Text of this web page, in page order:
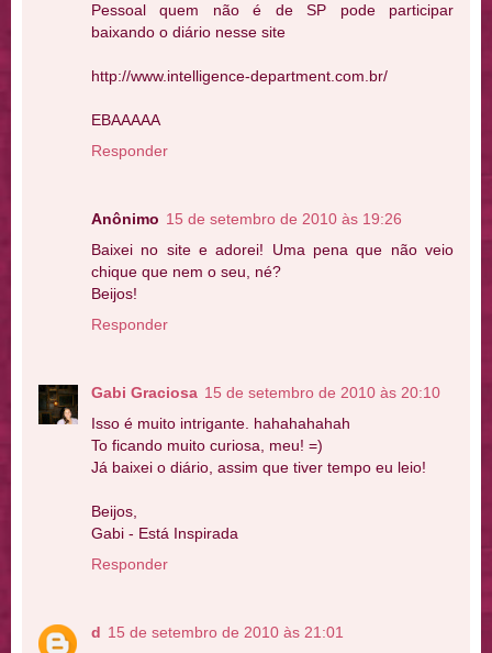
Pessoal quem não é de SP pode participar
baixando o diário nesse site
http://www.intelligence-department.com.br/
EBAAAAA
Responder
Anônimo 15 de setembro de 2010 às 19:26
Baixei no site e adorei! Uma pena que não veio
chique que nem o seu, né?
Beijos!
Responder
Gabi Graciosa 15 de setembro de 2010 às 20:10
Isso é muito intrigante. hahahahahah
To ficando muito curiosa, meu! =)
Já baixei o diário, assim que tiver tempo eu leio!
Beijos,
Gabi - Está Inspirada
Responder
d 15 de setembro de 2010 às 21:01